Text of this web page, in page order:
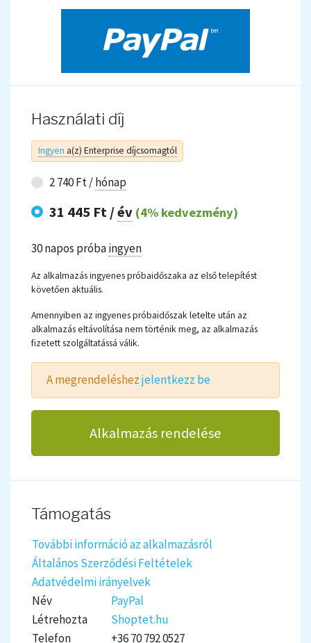
Használati díj
Ingyen a(z) Enterprise díjcsomagtól
2 740 Ft /hónap
31 445 Ft /év(4% kedvezmény)
30 napos próbaingyen
Az alkalmazás ingyenes próbaidőszaka az első telepítést
követően aktuális.
Amennyiben az ingyenes próbaidőszak letelte után az
alkalmazás eltávolítása nem történik meg, az alkalmazás
fizetett szolgáltatássá válik.
A megrendeléshezjelentkezz be
Alkalmazás rendelése
Támogatás
További információ az alkalmazásról
Általános Szerződési Feltételek
Adatvédelmi irányelvek
Név
PayPal
Létrehozta
Shoptet.hu
Telefon
+36 70 792 0527